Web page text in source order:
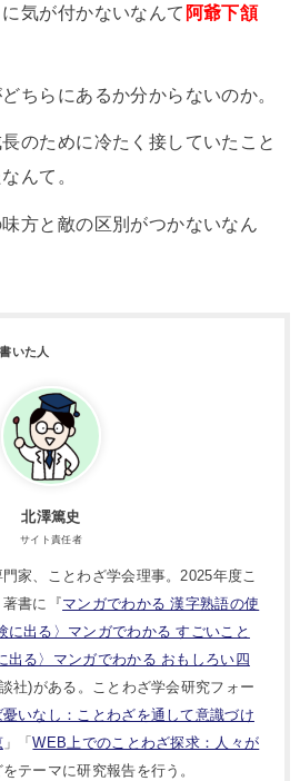
気が付かないなんて 阿爺下頷
ちらにあるか分からないのか。
のために冷たく接していたこと
んて。
方と敵の区別がつかないなん
北澤篤史
サイト責任者
家、ことわざ学会理事。2025年度こ
書に『マンガでわかる 漢字熟語の使
に出る〉マンガでわかる すごいこと
出る〉マンガでわかる おもしろい四
社)がある。ことわざ学会研究フォー
いなし：ことわざを通して意識づけ
」「WEB上でのことわざ探求：人々が
テーマに研究報告を行う。